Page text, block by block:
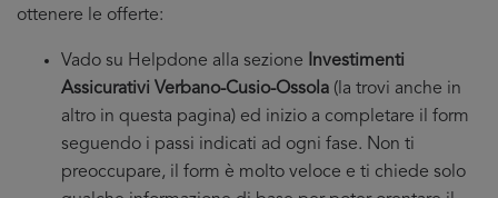
ottenere le offerte:
Vado su Helpdone alla sezione
Investimenti
Assicurativi Verbano-Cusio-Ossola (la trovi anche in
altro in questa pagina) ed inizio a completare il form
seguendo i passi indicati ad ogni fase. Non ti
preoccupare, il form è molto veloce e ti chiede solo